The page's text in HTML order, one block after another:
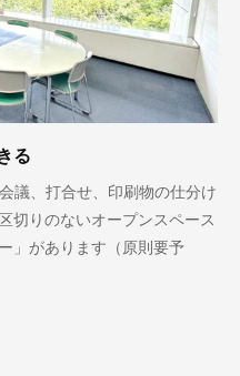
る
議、打合せ、印刷物の仕分け
切りのないオープンスペース
」があります（原則要予